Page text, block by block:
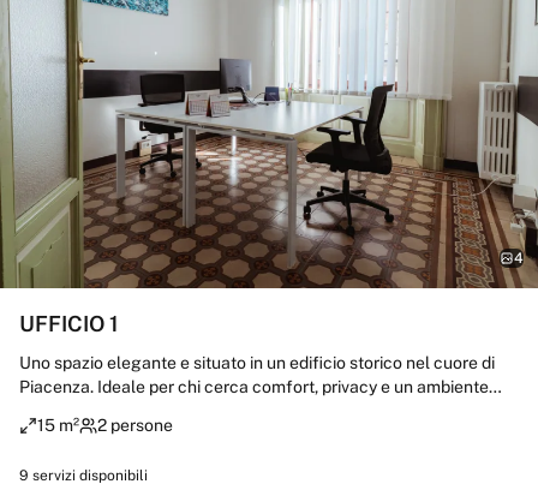
4
UFFICIO 1
Uno spazio elegante e situato in un edificio storico nel cuore di
Piacenza. Ideale per chi cerca comfort, privacy e un ambiente
dispone di parcheggio dedicato e postazioni flessibili per lavorare
stampe e fotocopie gratuite, accoglienza professionale dalle
15 m² 2 persone
9 servizi disponibili